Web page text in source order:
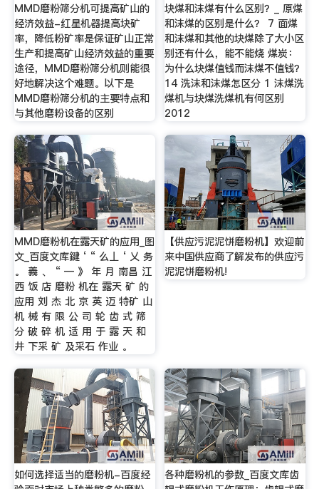
MMD磨粉筛分机可提高矿山的
经济效益-红星机器提高块矿
率，降低粉矿率是保证矿山正常
生产和提高矿山经济效益的重要
途径，MMD磨粉筛分机则能很
好地解决这个难题。以下是
MMD磨粉筛分机的主要特点和
与其他磨粉设备的区别
块煤和沫煤有什么区别？_ 原煤
和沫煤的区别是什么？ 7 面煤
和沫煤和其他的块煤除了大小区
别还有什么，能不能烧 煤炭：
为什么块煤值钱而沫煤不值钱？
14 洗沫和沫煤怎区分 1 沫煤洗
煤机与块煤洗煤机有何区别
2012
MMD磨粉机在露天矿的应用_图
文_百度文库鍵 ‘ “ 么丄 ‘ 乂 务
。 義 、 “ — 》 年 月 南昌 江
西 饭 店 磨粉 机在 露天 矿 的
应用 刘 杰 北 京 英 迈 特矿 山
机 械 有 限 公 司 轮 齿 式 筛
分 破 碎 机 适 用 于 露 天 和
井 下采 矿 及采石 作业 。
【供应污泥泥饼磨粉机】欢迎前
来中国供应商了解发布的供应污
泥泥饼磨粉机!
如何选择适当的磨粉机-百度经
各种磨粉机的参数_百度文库齿